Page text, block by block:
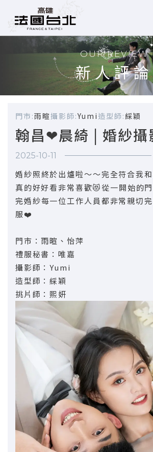
OUR REVIEW
新人評論
門市:雨暄攝影師:Yumi 造型師:綵穎
翰昌❤晨綺 | 婚紗攝
2025-10-11
婚紗照終於出爐啦～～完全符合我
真的好好看非常喜歡😻從一開始的
完婚紗每一位工作人員都非常親切
服❤️
門市：雨暄、怡萍
禮服秘書：唯嘉
攝影師：Yumi
造型師：綵穎
挑片師：熙妍